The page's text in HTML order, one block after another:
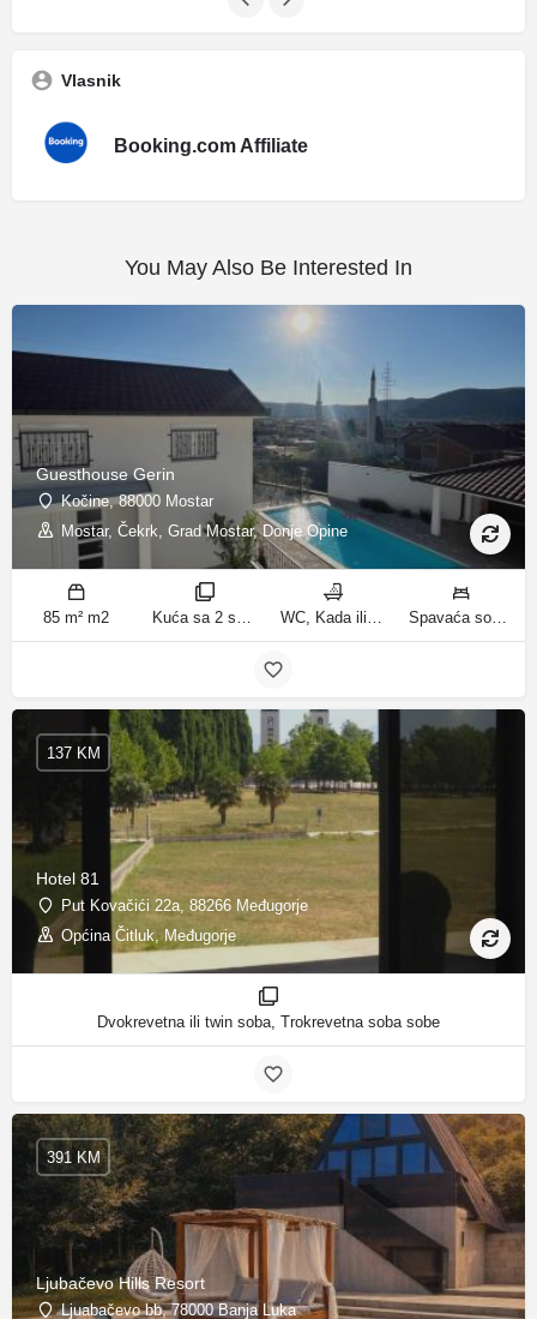
Vlasnik
Booking.com Affiliate
You May Also Be Interested In
Guesthouse Gerin
Kočine, 88000 Mostar
Mostar, Čekrk, Grad Mostar, Donje Opine
85 m² m2 Kuća sa 2 spavaće sobe sobe WC, Kada ili tuš kupatila Spavaća soba 1: 1 francuski bračni krevet | Spavaća soba 2: 3 kreveta za jednu osobu | Dnevni boravak: 1 kauč na razvlačenje ležaja
Hotel 81
Put Kovačići 22a, 88266 Međugorje
Općina Čitluk, Međugorje
137 KM
Dvokrevetna ili twin soba, Trokrevetna soba sobe
Ljubačevo Hills Resort
Ljuabačevo bb, 78000 Banja Luka
391 KM